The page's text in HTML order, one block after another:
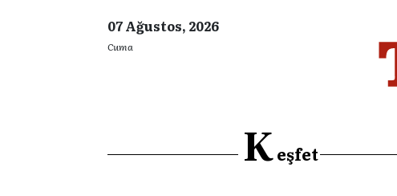
07 Ağustos, 2026
Cuma
Keşfet